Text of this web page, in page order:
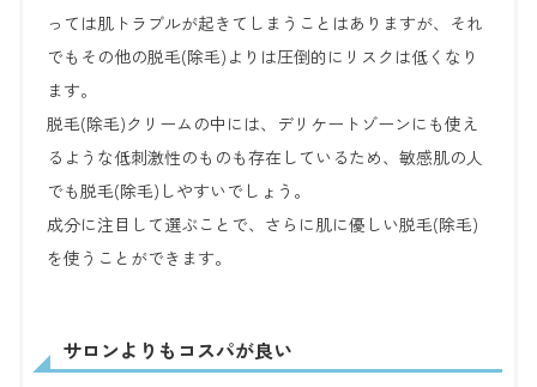
っては肌トラブルが起きてしまうことはありますが、それ
でもその他の脱毛(除毛)よりは圧倒的にリスクは低くなり
ます。
脱毛(除毛)クリームの中には、デリケートゾーンにも使え
るような低刺激性のものも存在しているため、敏感肌の人
でも脱毛(除毛)しやすいでしょう。
成分に注目して選ぶことで、さらに肌に優しい脱毛(除毛)
を使うことができます。
サロンよりもコスパが良い